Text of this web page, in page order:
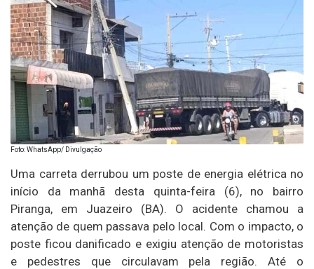
Foto: WhatsApp/ Divulgação
Uma carreta derrubou um poste de energia elétrica no
início da manhã desta quinta-feira (6), no bairro
Piranga, em Juazeiro (BA). O acidente chamou a
atenção de quem passava pelo local. Com o impacto, o
poste ficou danificado e exigiu atenção de motoristas
e pedestres que circulavam pela região. Até o